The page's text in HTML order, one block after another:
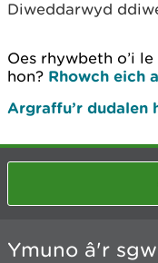
Diweddarwyd
Oes rhywbeth o’i
hon? Rhowch eich
Argraffu’r dudalen
Ymuno â'r